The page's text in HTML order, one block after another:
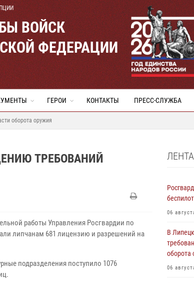
ВОЙСК
ФЕДЕРАЦИИ
ГЕРОИ КОНТАКТЫ ПРЕСС-СЛУЖБА
оборота оружия
ТРЕБОВАНИЙ
работы Управления Росгвардии по
липчанам 681 лицензию и разрешений на
подразделения поступило 1076
06
В
оборота
06